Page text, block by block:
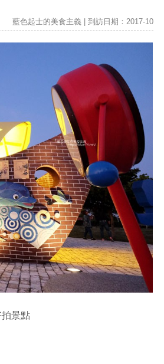
藍色起士的美食主義 | 到訪日期：2017-10
景點